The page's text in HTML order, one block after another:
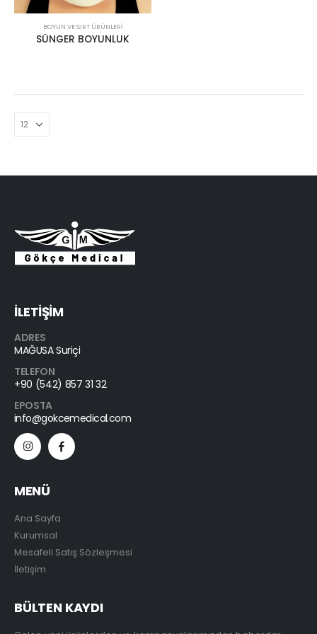
BOYUN VE SIRT ÜRÜNLERI
SÜNGER BOYUNLUK
İLETİŞİM
ADRES
MAĞUSA Suriçi
TELEFON
+90 (542) 857 31 32
EPOSTA
info@gokcemedical.com
MENÜ
Ana Sayfa
Kurumsal
Mesafeli Satış Sözleşmesi
İletişim
BÜLTEN KAYDI